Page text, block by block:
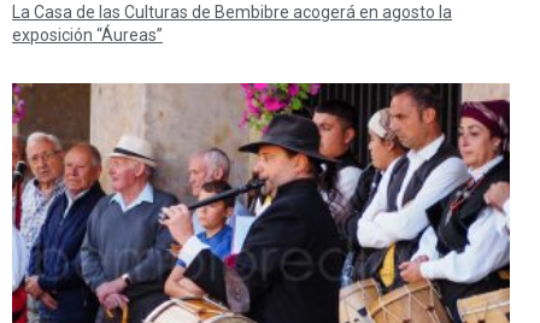
La Casa de las Culturas de Bembibre acogerá en agosto la
exposición “Áureas”